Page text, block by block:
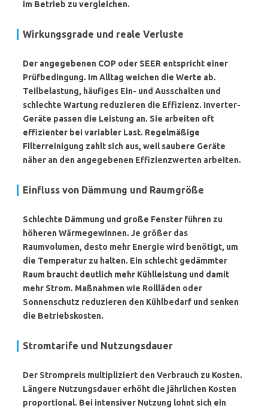
im Betrieb zu vergleichen.
Wirkungsgrade und reale Verluste
Der angegebenen COP oder SEER entspricht einer
Prüfbedingung. Im Alltag weichen die Werte ab.
Teilbelastung, häufiges Ein- und Ausschalten und
schlechte Wartung reduzieren die Effizienz. Inverter-
Geräte passen die Leistung an. Sie arbeiten oft
effizienter bei variabler Last. Regelmäßige
Filterreinigung zahlt sich aus, weil saubere Geräte
näher an den angegebenen Effizienzwerten arbeiten.
Einfluss von Dämmung und Raumgröße
Schlechte Dämmung und große Fenster führen zu
höheren Wärmegewinnen. Je größer das
Raumvolumen, desto mehr Energie wird benötigt, um
die Temperatur zu halten. Ein schlecht gedämmter
Raum braucht deutlich mehr Kühlleistung und damit
mehr Strom. Maßnahmen wie Rollläden oder
Sonnenschutz reduzieren den Kühlbedarf und senken
die Betriebskosten.
Stromtarife und Nutzungsdauer
Der Strompreis multipliziert den Verbrauch zu Kosten.
Längere Nutzungsdauer erhöht die jährlichen Kosten
proportional. Bei intensiver Nutzung lohnt sich ein